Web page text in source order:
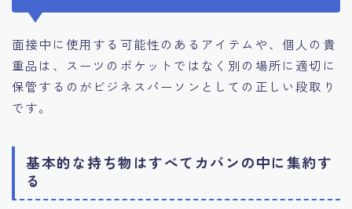
面接中に使用する可能性のあるアイテムや、個人の貴
重品は、スーツのポケットではなく別の場所に適切に
保管するのがビジネスパーソンとしての正しい段取り
です。
基本的な持ち物はすべてカバンの中に集約す
る